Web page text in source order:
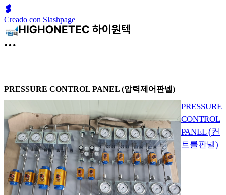
Creado con Slashpage
PRESSURE CONTROL PANEL (압력제어판넬)
PRESSURE
CONTROL
PANEL (컨
트롤판넬)